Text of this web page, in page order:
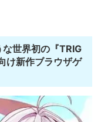
世界初の『TRIG
け新作ブラウザゲ